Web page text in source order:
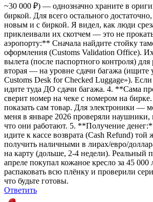
~30 000 ₽) — однозначно храните в
биркой. Для всего остального
новым и с биркой. Я видел, как люди
приклеивали их скотчем — это не
аэропорту:** Сначала найдите стойку
оформления (Customs Validation Office).
вылета (после паспортного контроля)
вторая — на уровне сдачи багажа (ищите
Customs Desk for Checked Luggage»).
идите туда ДО сдачи багажа. 4. **Сама
сверит номер на чеке с номером на
показать сам товар. Для электроники —
меня в январе 2026 проверяли наушники,
что они работают. 5. **Получение
идите к кассе возврата (Cash Refund)
получить наличными в лирах/евро/
на карту (дольше, 2-4 недели). Реальный
апреле покупал кожаное кресло за 45 000
распаковать всю плёнку и проверили
что будьте готовы.
Ответить